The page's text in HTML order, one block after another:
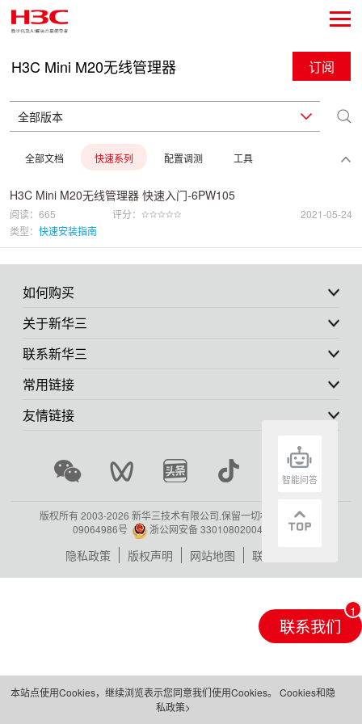
H3C Mini M20无线管理器 订阅
全部文档 快速系列 配置调测 工具
H3C Mini M20无线管理器 快速入门-6PW105
阅读：665 评分：
2021-05-24
类型： 快速安装指南
如何购买
关于新华三
联系新华三
常用链接
友情链接
版权所有 2003-2026 新华三技术有限公司.保留一切权利.
浙ICP备
09064986号
浙公网安备 33010802004416号
隐私政策 版权声明 网站地图 联系我们
联系我们
本站点使用Cookies，继续浏览表示您同意我们使用Cookies。 Cookies和隐
私政策>
智能问答